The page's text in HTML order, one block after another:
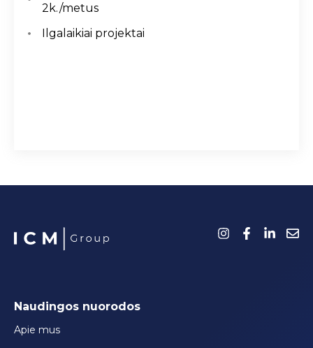
2k./metus
Ilgalaikiai projektai
Naudingos nuorodos
Apie mus